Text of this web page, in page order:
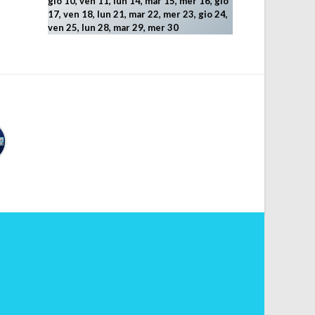
17, ven 18, lun 21, mar 22, mer 23, gio 24,
ven 25, lun 28, mar 29, mer 30